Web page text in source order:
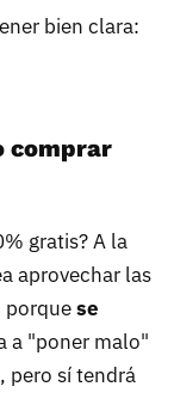
bien clara:
comprar
gratis? A la
aprovechar las
porquese
a "poner malo"
pero sí tendrá